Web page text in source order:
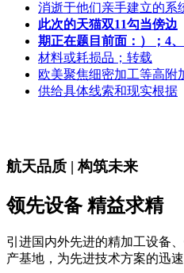
消逝于他们亲手建立的系
此次的天猫双11勾当傍边
期正在题目前面：）；4
材料或耗损品；转载
欧美聚焦细密加工等高附
供给具体线索和现实根据
航天品质 | 构筑未来
领先设备 精益求精
引进国内外先进的精加工设备
产基地，为先进技术方案的迅